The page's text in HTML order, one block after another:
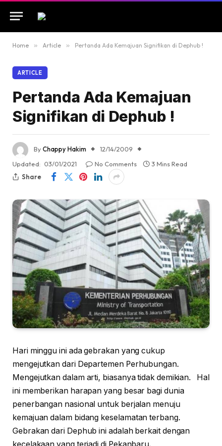
Home » Article » Pertanda Ada Kemajuan Signifikan di Dephub !
ARTICLE
Pertanda Ada Kemajuan
Signifikan di Dephub !
ByChappy Hakim
12/14/2009
Updated: 03/01/2021 No Comments
3 Mins Read
Share
Hari minggu ini ada gebrakan yang cukup
mengejutkan dari Departemen Perhubungan.
Mengejutkan dalam arti, biasanya tidak demikian. Hal
ini memberikan harapan yang besar bagi dunia
penerbangan nasional untuk berjalan menuju
kemajuan dalam bidang keselamatan terbang.
Gebrakan dari Dephub ini adalah berkait dengan